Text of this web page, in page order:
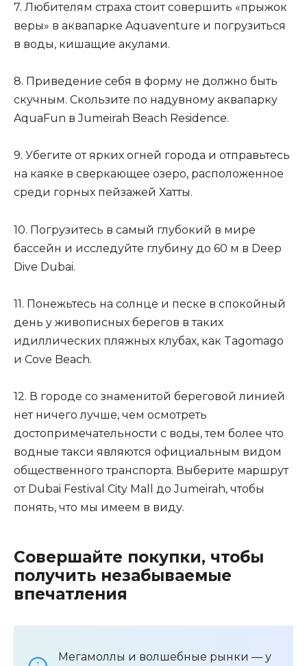
7. Любителям страха стоит совершить «прыжок
веры» в аквапарке Aquaventure и погрузиться
в воды, кишащие акулами.
8. Приведение себя в форму не должно быть
скучным. Скользите по надувному аквапарку
AquaFun в Jumeirah Beach Residence.
9. Убегите от ярких огней города и отправьтесь
на каяке в сверкающее озеро, расположенное
среди горных пейзажей Хатты.
10. Погрузитесь в самый глубокий в мире
бассейн и исследуйте глубину до 60 м в Deep
Dive Dubai.
11. Понежьтесь на солнце и песке в спокойный
день у живописных берегов в таких
идиллических пляжных клубах, как Tagomago
и Cove Beach.
12. В городе со знаменитой береговой линией
нет ничего лучше, чем осмотреть
достопримечательности с воды, тем более что
водные такси являются официальным видом
общественного транспорта. Выберите маршрут
от Dubai Festival City Mall до Jumeirah, чтобы
понять, что мы имеем в виду.
Совершайте покупки, чтобы
получить незабываемые
впечатления
Мегамоллы и волшебные рынки — у